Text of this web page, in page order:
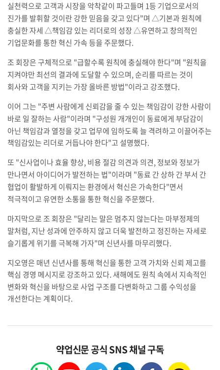
실천력으로 고객과 시장을 악착같이 파고들며 1등 기업으로서의
진가를 발휘할 것이란 강한 믿음을 갖고 있다"며 △기본과 원칙에
충실한 자세 △책임감 있는 리더로의 성장△유연하고 창의적인
기업문화를 통한 혁신 가속 등을 주문했다.
조 회장은 구체적으로 "급할수록 원칙에 충실해야 한다"며 "원칙을
지켜야만 최선의 결과에 도달할 수 있으며,순리를 따르는 것이
회사와 고객을 지키는 가장 올바른 방법"이라고 강조했다.
이어 그는 "주변 사람에게 신뢰감을 줄 수 있는 책임감이 강한 사람이
바로 일 잘하는 사람"이라며 "구성원 개개인이 동료에게 부담감이
아닌 책임감과 열정을 갖고 업무에 임하도록 늘 격려하고 이끌어주는
책임감있는 리더로 거듭나야 한다"고 설명했다.
또 "신사업이나 효율 향상, 비용 절감 의견과 의견, 정보와 정보가
만나면서 아이디어가 발전하는 법"이라며 "동료 간 상하 간 부서 간
협업이 활발하게 이뤄지는 환경에서 혁신은 가속한다"면서
적극적이고 유연한 소통을 통한 혁신을 주문했다.
마지막으로 조 회장은 "달리는 말은 멈추지 않는다는 마부정제의
말처럼, 지난 성과에 안주하지 않고 더욱 발전하고 정진하는 자세로
슬기롭게 위기를 극복해 가자"며 신년사를 마무리했다.
지오영은 매년 신년사를 통해 혁신을 통한 고객 가치와 신뢰 제고를
핵심 경영 메시지로 강조하고 있다. 새해에도 원칙 속에서 지속적인
변화와 혁신을 바탕으로 사업 구조를 다변화하고 그룹 수익성을
개선한다는 계획이다.
약업신문 공식 SNS 채널 구독